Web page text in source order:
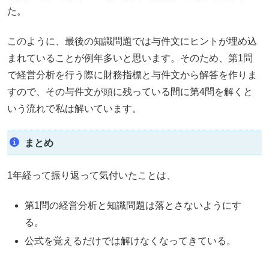
た。
このように、最後の知識問題では与件文にヒントが埋め込
まれていることが例年多いと思います。そのため、第1問
で経営分析を行う際に財務指標と与件文から解答を作りま
すので、その与件文が頭に残っている間に第4問を解くと
いう流れで私は解いています。
まとめ
1年経って振り返って気付いたことは、
第1問の経営分析と知識問題は落とさないようにす
る。
公式を覚えるだけでは解けなくなってきている。